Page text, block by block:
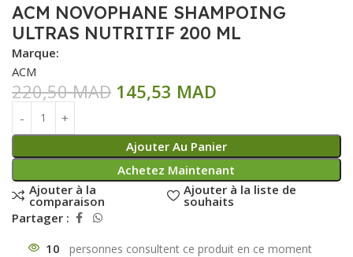
ACM NOVOPHANE SHAMPOING
ULTRAS NUTRITIF 200 ML
Marque:
ACM
220,50MAD 145,53 MAD
Ajouter Au Panier
Achetez Maintenant
Ajouter à la
comparaison
Ajouter à la liste de
souhaits
Partager :
10